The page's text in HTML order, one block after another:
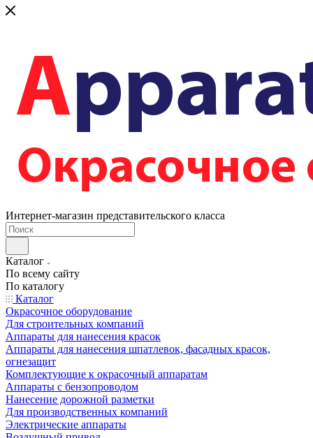
Интернет-магазин представительского класса
Каталог
По всему сайту
По каталогу
Каталог
Окрасочное оборудование
Для строительных компаний
Аппараты для нанесения красок
Аппараты для нанесения шпатлевок, фасадных красок,
огнезащит
Комплектующие к окрасочный аппаратам
Аппараты с бензопроводом
Нанесение дорожной разметки
Для производственных компаний
Электрические аппараты